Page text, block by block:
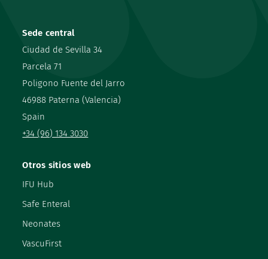
Sede central
Ciudad de Sevilla 34
Parcela 71
Poligono Fuente del Jarro
46988 Paterna (Valencia)
Spain
+34 (96) 134 3030
Otros sitios web
IFU Hub
Safe Enteral
Neonates
VascuFirst